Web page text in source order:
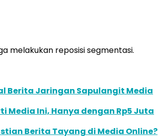
melakukan reposisi segmentasi.
Berita Jaringan Sapulangit Media
Media Ini, Hanya dengan Rp5 Juta
Berita Tayang di Media Online?